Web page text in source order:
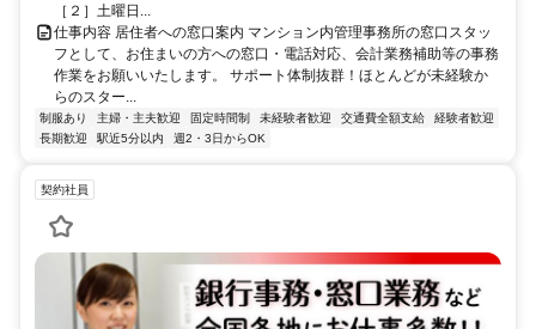
［２］土曜日...
仕事内容 居住者への窓口案内 マンション内管理事務所の窓口スタッ
フとして、お住まいの方への窓口・電話対応、会計業務補助等の事務
作業をお願いいたします。 サポート体制抜群！ほとんどが未経験か
らのスター...
制服あり 主婦・主夫歓迎 固定時間制 未経験者歓迎 交通費全額支給
経験者歓迎
長期歓迎
駅近5分以内 週2・3日からOK
契約社員